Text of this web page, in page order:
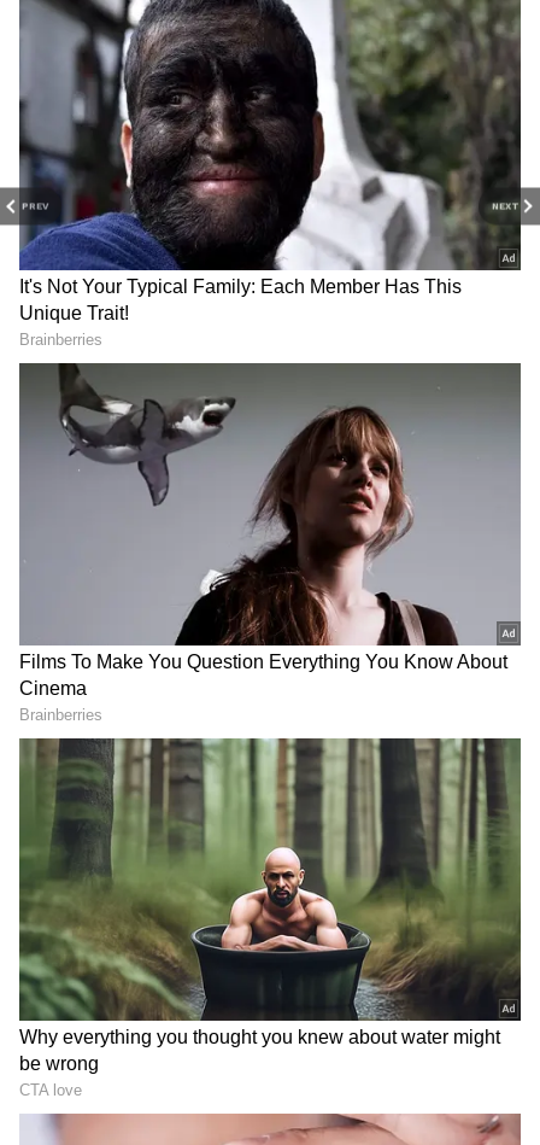
PREV NEXT
170 జనపద్ పంచాయతీల్లో ప్రెసిడెంట్, వైస్ ప్రెసిడెంట్‌లను
బుధవారం ఎన్నుకున్నారు. మిగిలిన 143 జనపద్
పంచాయతీలకు ఓటింగ్‌ గురువారం జరుగుతుందని ఓ
అధికారి తెలిపారు. ఓటింగ్ ముగియగనే వెంటనే కౌంటింగ్
ప్రక్రియ ప్రారంభం అవుతుంది.
గుజరాత్‌లో వింత ఘటన అలల్లా
ఎగసి పడుతున్న బావి నీళ్లు |
Virparada village | Gujarat
mysterious well
డాలర్లు వస్తాయి కానీ...
అమెరికాలో అందరి బతుకూ ఇదే!
తమిళనాడు బడ్జెట్ విజయ్
ఆసక్తికర కేటాయింపులు | Tamil
Nadu CM Vijay Mega Budget
వెనకా, ముందు ఎస్కార్ట్ రైళ్లు..
మధ్యలో రాష్ట్రపతి కోసం ప్రత్యేక
రైలు. ఇదొక న‌డిచే రాజ‌భ‌వ‌నం
LATEST VIDEOS
చీరాల పర్యటన లో స్వయంగా చీరను నేసిన
సీఎం చంద్రబాబు | CM Chandrababu
Chirala tour | Asianet Telugu
గుజరాత్‌లో వింత ఘటన అలల్లా ఎగసి
పడుతున్న బావి నీళ్లు | Virparada village |
Gujarat mysterious well